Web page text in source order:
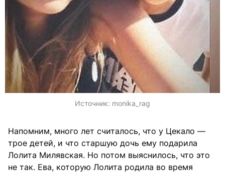
Источник: monika_rag
Напомним, много лет считалось, что у Цекало —
трое детей, и что старшую дочь ему подарила
Лолита Милявская. Но потом выяснилось, что это
не так. Ева, которую Лолита родила во время